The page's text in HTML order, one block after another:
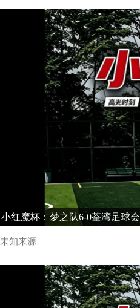
小红魔杯：梦之队6-0荃湾足球会
未知来源